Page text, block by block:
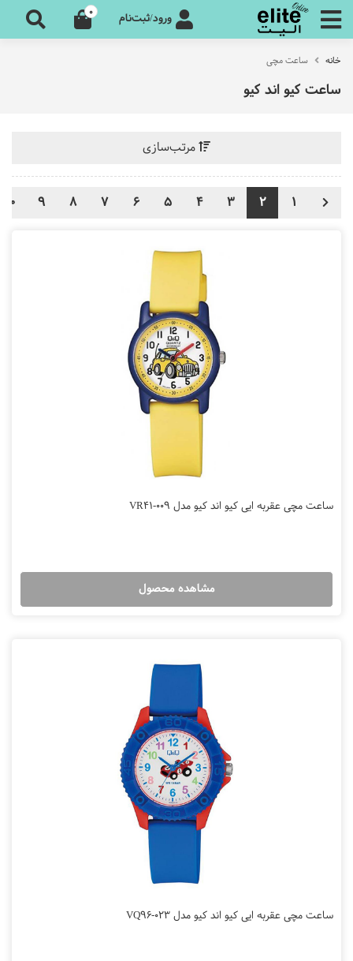
ورود/ثبت‌نام 0
خانه ساعت مچی
ساعت کیو اند کیو
مرتب‌سازی
1
2
3
4
5
6
7
8
9
10
ساعت مچی عقربه ایی کیو اند کیو مدل VR41-009
مشاهده محصول
ساعت مچی عقربه ایی کیو اند کیو مدل VQ96-023